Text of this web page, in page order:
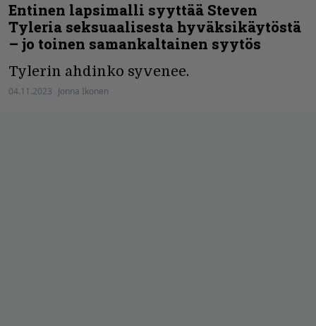
Entinen lapsimalli syyttää Steven
Tyleria seksuaalisesta hyväksikäytöstä
– jo toinen samankaltainen syytös
Tylerin ahdinko syvenee.
04.11.2023 Jonna Ikonen